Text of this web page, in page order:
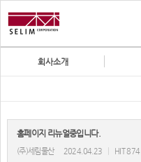
회사소개
홈페이지 리뉴얼중입니다.
(주)세림물산 2024.04.23 HIT 874